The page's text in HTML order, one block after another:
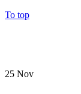
To top
25 Nov